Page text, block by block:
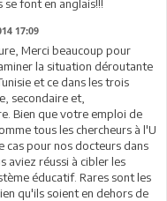
font en anglais!!!
17:09
Merci beaucoup pour
la situation déroutante
et ce dans les trois
secondaire et,
Bien que votre emploi de
tous les chercheurs à l'U
cas pour nos docteurs dans
aviez réussi à cibler les
éducatif. Rares sont les
qu'ils soient en dehors de